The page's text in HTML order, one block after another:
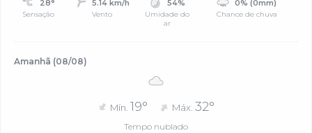
28°
Sensação
5.14 km/h
Vento
54%
Umidade do
ar
0% (0mm)
Chance de chuva
Amanhã (08/08)
Mín. 19° Máx. 32°
Tempo nublado